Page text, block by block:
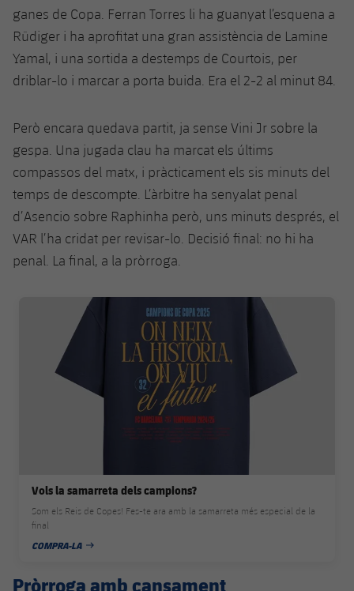
ganes de Copa. Ferran Torres li ha guanyat l’esquena a
Rüdiger i ha aprofitat una gran assistència de Lamine
Yamal, i una sortida a destemps de Courtois, per
driblar-lo i marcar a porta buida. Era el 2-2 al minut 84.
Però encara quedava partit, ja sense Vini Jr sobre la
gespa. Una jugada clau ha marcat els últims
compassos del matx, i pràcticament els sis minuts del
temps de descompte. L’àrbitre ha senyalat penal
d’Asencio sobre Raphinha però, uns minuts després, el
VAR l’ha cridat per revisar-lo. Decisió final: no hi ha
penal. La final, a la pròrroga.
FC Barcelona club badge
Vols la samarreta dels campions?
Som els Reis de Copes! Fes-te ara amb la samarreta més especial de la
final
COMPRA-LA
DATA DE PUBLICACIÓ
Pròrroga amb cansament